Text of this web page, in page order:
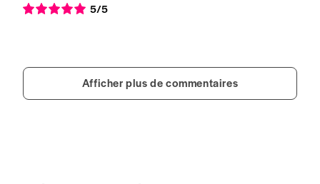
5/5
Afficher plus de commentaires